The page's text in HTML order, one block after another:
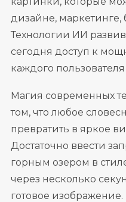
дизайне, маркетинге,
Технологии ИИ
сегодня доступ к
каждого
Магия современных
том, что любое
превратить в яркое
Достаточно ввести
горным озером в
через несколько
готовое изображение.